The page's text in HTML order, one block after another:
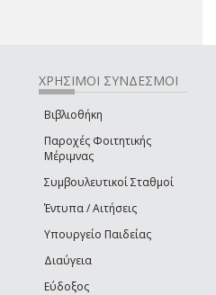
e-mail)
ΧΡΗΣΙΜΟΙ ΣΥΝΔΕΣΜΟΙ
Βιβλιοθήκη
Παροχές Φοιτητικής
Μέριμνας
Συμβουλευτικοί Σταθμοί
Έντυπα / Αιτήσεις
Υπουργείο Παιδείας
Διαύγεια
Εύδοξος